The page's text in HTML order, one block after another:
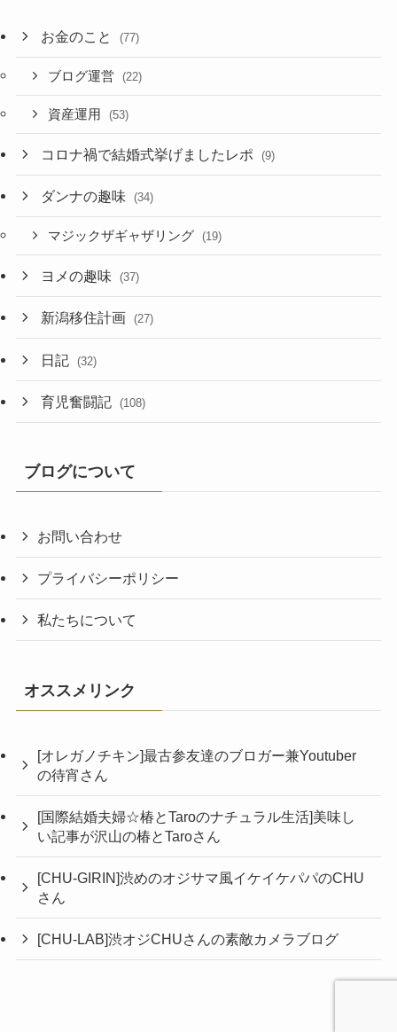
お金のこと (77)
ブログ運営 (22)
資産運用 (53)
コロナ禍で結婚式挙げましたレポ (9)
ダンナの趣味 (34)
マジックザギャザリング (19)
ヨメの趣味 (37)
新潟移住計画 (27)
日記 (32)
育児奮闘記 (108)
ブログについて
お問い合わせ
プライバシーポリシー
私たちについて
オススメリンク
[オレガノチキン]最古参友達のブロガー兼Youtuber
の待宵さん
[国際結婚夫婦☆椿とTaroのナチュラル生活]美味し
い記事が沢山の椿とTaroさん
[CHU-GIRIN]渋めのオジサマ風イケイケパパのCHU
さん
[CHU-LAB]渋オジCHUさんの素敵カメラブログ